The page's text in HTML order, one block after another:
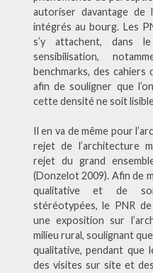
autoriser davantage de
intégrés au bourg. Les
s’y attachent, dans
sensibilisation,
benchmarks, des
afin de souligner que
cette densité ne soit
Il en va de même pour
rejet de l’architecture
rejet du grand
(Donzelot 2009). Afin de
qualitative et de
stéréotypées, le PNR
une exposition sur
milieu rural, soulignant
qualitative, pendant que
des visites sur site et